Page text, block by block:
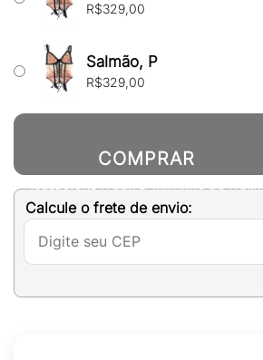
R$329,00
Salmão, P
R$329,00
COMPRAR
(SELECIONE A COR E TAMANHO DO ITEM)
Calcule o frete de envio: